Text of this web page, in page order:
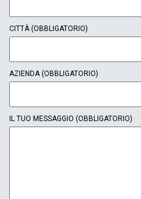
CITTÀ (OBBLIGATORIO)
AZIENDA (OBBLIGATORIO)
IL TUO MESSAGGIO (OBBLIGATORIO)